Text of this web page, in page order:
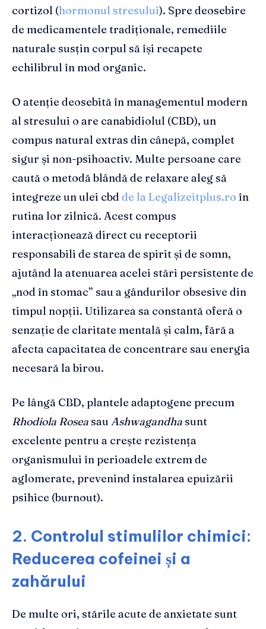
cortizol (hormonul stresului). Spre deosebire
de medicamentele tradiționale, remediile
naturale susțin corpul să își recapete
echilibrul în mod organic.
O atenție deosebită în managementul modern
al stresului o are canabidiolul (CBD), un
compus natural extras din cânepă, complet
sigur și non-psihoactiv. Multe persoane care
caută o metodă blândă de relaxare aleg să
integreze un ulei cbd de la Legalizeitplus.ro în
rutina lor zilnică. Acest compus
interacționează direct cu receptorii
responsabili de starea de spirit și de somn,
ajutând la atenuarea acelei stări persistente de
„nod în stomac” sau a gândurilor obsesive din
timpul nopții. Utilizarea sa constantă oferă o
senzație de claritate mentală și calm, fără a
afecta capacitatea de concentrare sau energia
necesară la birou.
Pe lângă CBD, plantele adaptogene precum
Rhodiola Roseasau Ashwagandhasunt
excelente pentru a crește rezistența
organismului în perioadele extrem de
aglomerate, prevenind instalarea epuizării
psihice (burnout).
2. Controlul stimulilor chimici:
Reducerea cofeinei și a
zahărului
De multe ori, stările acute de anxietate sunt